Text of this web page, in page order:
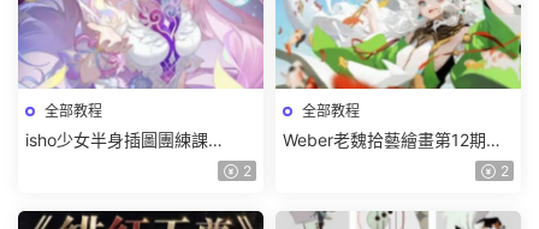
全部教程
isho少女半身插圖團練課
2026【畫質高清隻有視頻】 2
全部教程
Weber老魏拾藝繪畫第12期角
色特訓班【畫質不錯隻有視
2